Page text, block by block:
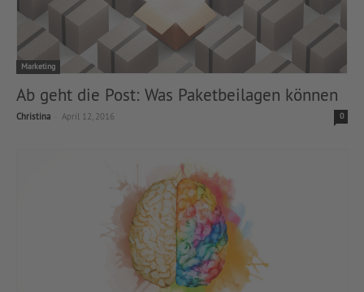
Marketing
Ab geht die Post: Was Paketbeilagen können
Christina April 12, 2016 0